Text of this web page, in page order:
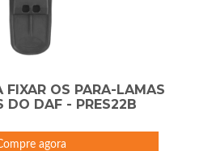
FIXAR OS PARA-LAMAS
DO DAF - PRES22B
agora